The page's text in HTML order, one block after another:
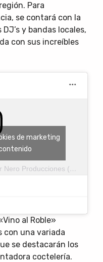
Para
se contará con la
y bandas locales,
con sus increíbles
de marketing
al Roble»
con una variada
se destacarán los
coctelería.